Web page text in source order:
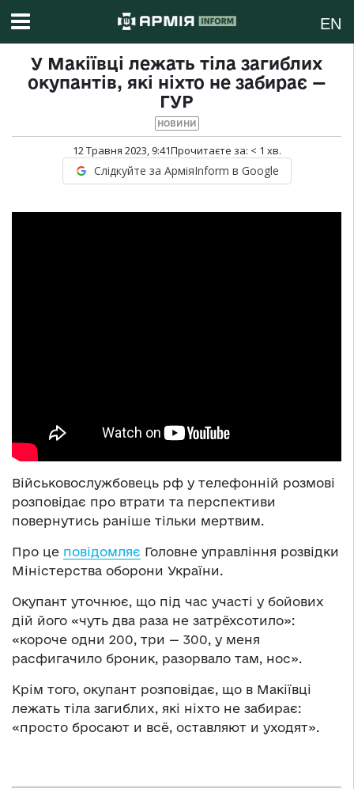
EN
У Макіївці лежать тіла загиблих
окупантів, які ніхто не забирає —
ГУР
НОВИНИ
12 Травня 2023, 9:41Прочитаєте за: < 1 хв.
Слідкуйте за АрміяInform в Google
Військовослужбовець рф у телефонній розмові
розповідає про втрати та перспективи
повернутись раніше тільки мертвим.
Про це повідомляє Головне управління розвідки
Міністерства оборони України.
Окупант уточнює, що під час участі у бойових
дій його «чуть два раза не затрёхсотило»:
«короче одни 200, три — 300, у меня
расфигачило броник, разорвало там, нос».
Крім того, окупант розповідає, що в Макіївці
лежать тіла загиблих, які ніхто не забирає:
«просто бросают и всё, оставляют и уходят».